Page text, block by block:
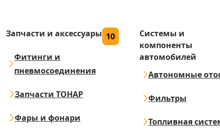
Запчасти и аксессуары 10
Фитинги и
пневмосоединения
Запчасти ТОНАР
Фары и фонари
Системы и
компоненты
автомобилей
Автономные
Фильтры
Топливная